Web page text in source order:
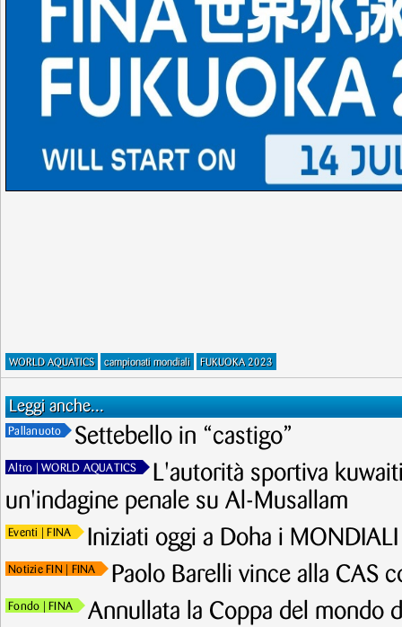
WORLD AQUATICS campionati mondiali FUKUOKA 2023
Leggi anche...
Pallanuoto Settebello in “castigo”
Altro | WORLD AQUATICS
L'autorità sportiva
un'indagine penale su Al-Musallam
Eventi | FINA Iniziati oggi a Doha i
Notizie FIN | FINA Paolo Barelli vince alla CAS
Fondo | FINA
Annullata la Coppa del mondo